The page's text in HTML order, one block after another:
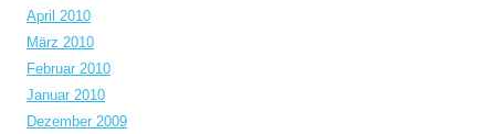
April 2010
März 2010
Februar 2010
Januar 2010
Dezember 2009